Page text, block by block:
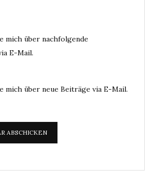
mich über nachfolgende
E-Mail.
mich über neue Beiträge via E-Mail.